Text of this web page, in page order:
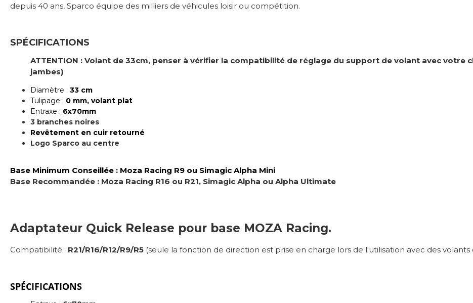
depuis 40 ans, Sparco équipe des milliers de véhicules loisir ou compétition.
SPÉCIFICATIONS
ATTENTION : Volant de 33cm, penser à vérifier la compatibilité de réglage du support de volant avec votre
jambes)
Diamètre : 33 cm
Tulipage : 0 mm, volant plat
Entraxe : 6x70mm
3 branches noires
Revêtement en cuir retourné
Logo Sparco au centre
Base Minimum Conseillée : Moza Racing R9 ou Simagic Alpha Mini
Base Recommandée : Moza Racing R16 ou R21, Simagic Alpha ou Alpha Ultimate
Adaptateur Quick Release pour base MOZA Racing.
Compatibilité : R21/R16/R12/R9/R5 (seule la fonction de direction est prise en charge lors de l'utilisation avec des
SPÉCIFICATIONS